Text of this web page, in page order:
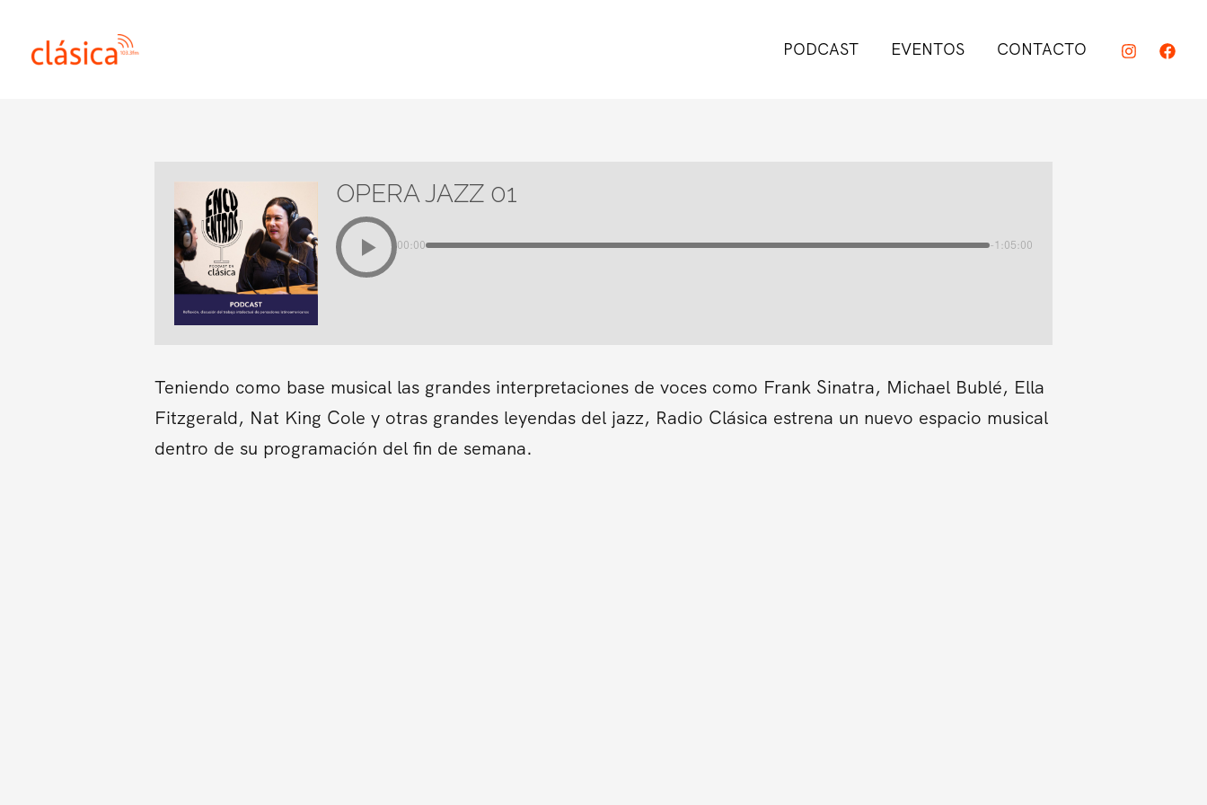
contenido
PODCAST EVENTOS CONTACTO
OPERA JAZZ 01
00:00 -1:05:00
Teniendo como base musical las grandes interpretaciones de voces como Frank Sinatra, Michael Bublé, Ella
Fitzgerald, Nat King Cole y otras grandes leyendas del jazz, Radio Clásica estrena un nuevo espacio musical
dentro de su programación del fin de semana.